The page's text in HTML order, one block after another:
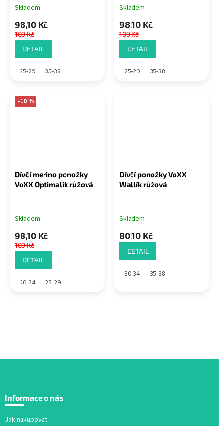
Skladem
98,10 Kč
109 Kč
DETAIL
25-29 35-38
Skladem
98,10 Kč
109 Kč
DETAIL
25-29 35-38
-10 %
Dívčí merino ponožky
VoXX Optimalik růžová
Skladem
98,10 Kč
109 Kč
DETAIL
20-24 25-29
Dívčí ponožky VoXX
Wallík růžová
Skladem
80,10 Kč
DETAIL
30-34 35-38
p
Informace o nás
Jak nakupovat